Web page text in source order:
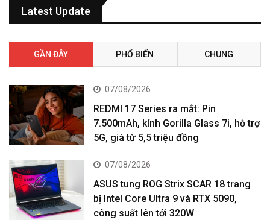
Latest Update
GẦN ĐÂY PHỔ BIẾN CHUNG
07/08/2026
REDMI 17 Series ra mắt: Pin
7.500mAh, kính Gorilla Glass 7i, hỗ trợ
5G, giá từ 5,5 triệu đồng
07/08/2026
ASUS tung ROG Strix SCAR 18 trang
bị Intel Core Ultra 9 và RTX 5090,
công suất lên tới 320W